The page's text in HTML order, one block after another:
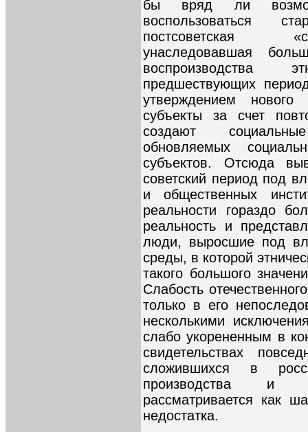
бы вряд ли
воспользоваться
постсоветская
унаследовавшая
воспроизводства
предшествующих
утверждением нового
субъекты за счет
создают
обновляемых
субъектов. Отсюда
советский период под
и общественных
реальности гораздо
реальность и
люди, выросшие под
среды, в которой
такого большого
Слабость
только в его
несколькими
слабо укорененным в
свидетельствах
сложившихся в
производства и
рассматривается как
недостатка.